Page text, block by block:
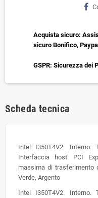
Acquista sicuro:
sicuro Bonifico,
GSPR: Sicurezza dei
Scheda tecnica
Intel I350T4V2. Interno.
Interfaccia host: PCI
massima di trasferimento
Verde, Argento
Intel I350T4V2. Interno.